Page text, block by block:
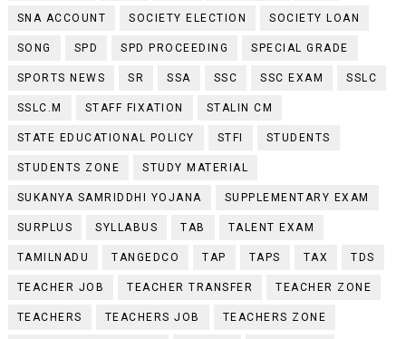
SNA ACCOUNT SOCIETY ELECTION SOCIETY LOAN
SONG SPD SPD PROCEEDING SPECIAL GRADE
SPORTS NEWS SR SSA SSC SSC EXAM SSLC
SSLC.M STAFF FIXATION STALIN CM
STATE EDUCATIONAL POLICY STFI STUDENTS
STUDENTS ZONE STUDY MATERIAL
SUKANYA SAMRIDDHI YOJANA SUPPLEMENTARY EXAM
SURPLUS SYLLABUS TAB TALENT EXAM
TAMILNADU TANGEDCO TAP TAPS TAX TDS
TEACHER JOB TEACHER TRANSFER TEACHER ZONE
TEACHERS TEACHERS JOB TEACHERS ZONE